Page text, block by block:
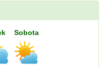
Sobota